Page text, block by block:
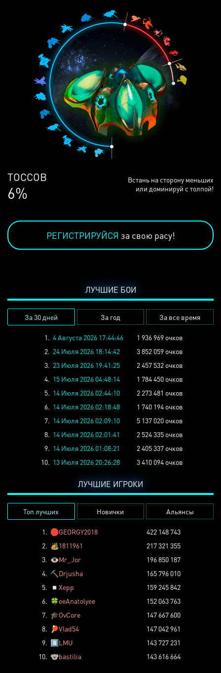
ЛЮДЕЙ
68%
Встань на сторону меньших
или доминируй с толпой!
РЕГИСТРИРУЙСЯ за свою расу!
ЛУЧШИЕ БОИ
За 30 дней За год За все время
1. 4 Августа 2026 17:44:46
1 936 969 очков
2. 24 Июля 2026 18:14:42
3 852 059 очков
3. 23 Июля 2026 19:41:25
2 457 532 очков
4. 15 Июля 2026 04:48:14
1 784 450 очков
5. 14 Июля 2026 02:44:10
2 273 481 очков
6. 14 Июля 2026 02:18:48
1 740 194 очков
7. 14 Июля 2026 02:09:10
5 137 020 очков
8. 14 Июля 2026 02:01:41
2 524 335 очков
9. 14 Июля 2026 01:08:21
2 405 337 очков
10. 13 Июля 2026 20:26:28 3 410 094 очков
ЛУЧШИЕ ИГРОКИ
Топ лучших Новички Альянсы
1. 🛑GEORGY2018
422 148 743
2. 🏕️1811961
217 321 355
3. 👁️Mr_Jor
196 850 187
4. ⛏️ Drjusha
165 796 010
5.
◽ Xepp
159 245 842
6. 🍀eeAnatolyee
152 063 763
7. 🎓OvCore
147 667 600
8.
🏓Vlad54
147 042 961
9. 8️⃣LMU
143 727 231
10. 🐨bastilia 143 616 664